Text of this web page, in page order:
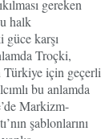
gereken
halk
karşı
Troçki,
Türkiye için geçerli
bu anlamda
Markizm-
şablonlarını